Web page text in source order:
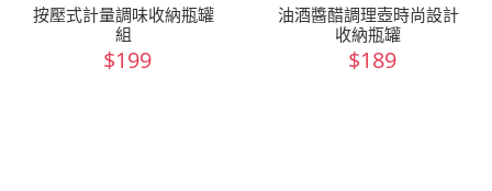
按壓式計量調味收納瓶罐
組
$199
油酒醬醋調理壺時尚設計
收納瓶罐
$189